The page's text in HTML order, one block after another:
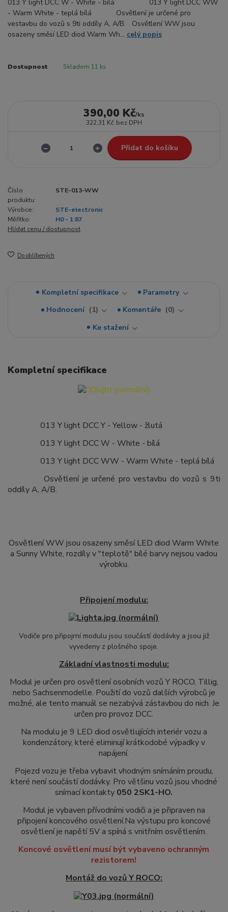
013 Y light DCC W - White - bílá 013 Y light DCC WW
- Warm White - teplá bílá Osvětlení je určené pro
vestavbu do vozů s 9ti oddíly A, A/B. Osvětlení WW jsou
osazeny směsí LED diod Warm Wh... celý popis
Dostupnost Skladem 11 ks
390,00 Kč/ks
322,31 Kč bez DPH
Přidat do košíku
Číslo
produktu:
STE-013-WW
Výrobce:
STE-electronic
Měřítko:
H0 - 1:87
Hlídat cenu / dostupnost
Do oblíbených
Kompletní specifikace
Parametry
Hodnocení
1 Komentáře
0
Ke stažení
Kompletní specifikace
013 Y light DCC Y - Yellow - žlutá
013 Y light DCC W - White - bílá
013 Y light DCC WW - Warm White - teplá bílá
Osvětlení je určené pro vestavbu do vozů s 9ti
oddíly A, A/B.
Osvětlení WW jsou osazeny směsí LED diod Warm White
a Sunny White, rozdíly v "teplotě" bílé barvy nejsou vadou
výrobku.
Připojení modulu:
Vodiče pro připojrní modulu jsou součástí dodávky a jsou již
vyvedeny z plošného spoje.
Základní vlastnosti modulu:
Modul je určen pro osvětlení osobních vozů Y ROCO, Tillig,
nebo Sachsenmodelle. Použití do vozů dalších výrobců je
možné, ale tento manuál se nezabývá zástavbou do nich. Je
určen pro provoz DCC.
Na modulu je 9 LED diod osvětlujících interiér vozu a
kondenzátory, které eliminují krátkodobé výpadky v
napájení.
Pojezd vozu je třeba vybavit vhodným snímáním proudu,
které není součástí dodávky. Pro většinu vozů jsou vhodné
snímací kontakty 050 2SK1-HO.
Modul je vybaven přívodními vodiči a je připraven na
připojení koncového osvětlení.Na výstupu pro koncové
osvětlení je napětí 5V a spíná s vnitřním osvětlením.
Koncové osvětlení musí být vybaveno ochranným
rezistorem!
Montáž do vozů Y ROCO: